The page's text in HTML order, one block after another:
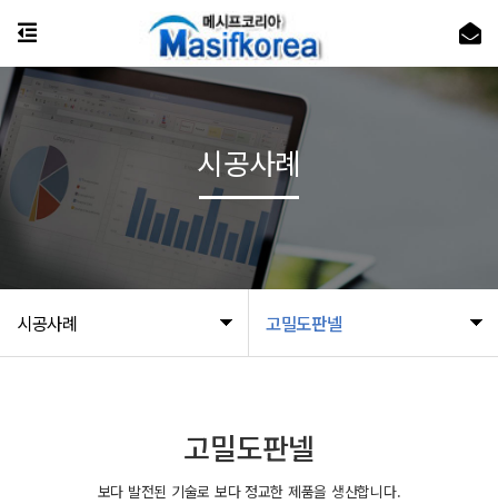
시공사례 고밀도판넬
시공사례
고밀도판넬
보다 발전된 기술로 보다 정교한 제품을 생산합니다.